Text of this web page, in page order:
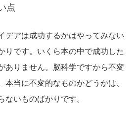
点
デアは成功するかはやってみない
りです。いくら本の中で成功した
ありません。脳科学ですから不変
本当に不変的なものかどうかは、
ないものばかりです。